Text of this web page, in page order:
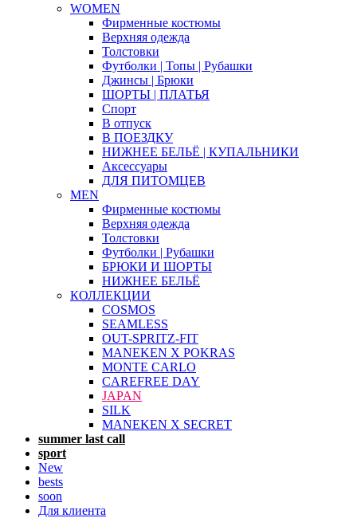
WOMEN
Фирменные костюмы
Верхняя одежда
Толстовки
Футболки | Топы | Рубашки
Джинсы | Брюки
ШОРТЫ | ПЛАТЬЯ
Спорт
В отпуск
В ПОЕЗДКУ
НИЖНЕЕ БЕЛЬЁ | КУПАЛЬНИКИ
Аксессуары
ДЛЯ ПИТОМЦЕВ
MEN
Фирменные костюмы
Верхняя одежда
Толстовки
Футболки | Рубашки
БРЮКИ И ШОРТЫ
НИЖНЕЕ БЕЛЬЁ
КОЛЛЕКЦИИ
COSMOS
SEAMLESS
OUT-SPRITZ-FIT
MANEKEN X POKRAS
MONTE CARLO
CAREFREE DAY
JAPAN
SILK
MANEKEN X SECRET
summer last call
sport
New
bests
soon
Для клиента